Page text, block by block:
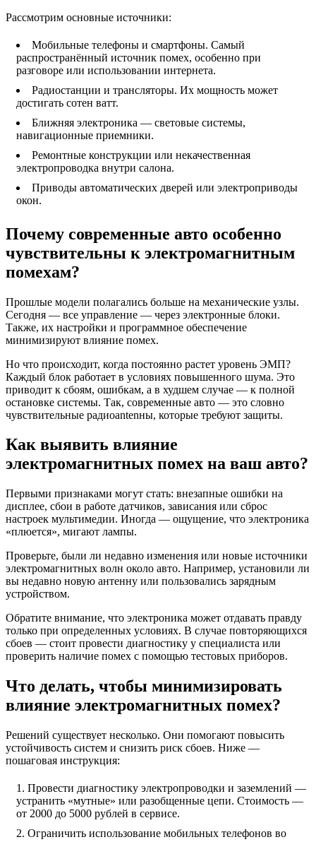
Рассмотрим основные источники:
Мобильные телефоны и смартфоны. Самый
распространённый источник помех, особенно при
разговоре или использовании интернета.
Радиостанции и трансляторы. Их мощность может
достигать сотен ватт.
Ближняя электроника — световые системы,
навигационные приемники.
Ремонтные конструкции или некачественная
электропроводка внутри салона.
Приводы автоматических дверей или электроприводы
окон.
Почему современные авто особенно
чувствительны к электромагнитным
помехам?
Прошлые модели полагались больше на механические узлы.
Сегодня — все управление — через электронные блоки.
Также, их настройки и программное обеспечение
минимизируют влияние помех.
Но что происходит, когда постоянно растет уровень ЭМП?
Каждый блок работает в условиях повышенного шума. Это
приводит к сбоям, ошибкам, а в худшем случае — к полной
остановке системы. Так, современные авто — это словно
чувствительные радиоantenны, которые требуют защиты.
Как выявить влияние
электромагнитных помех на ваш авто?
Первыми признаками могут стать: внезапные ошибки на
дисплее, сбои в работе датчиков, зависания или сброс
настроек мультимедии. Иногда — ощущение, что электроника
«плюется», мигают лампы.
Проверьте, были ли недавно изменения или новые источники
электромагнитных волн около авто. Например, установили ли
вы недавно новую антенну или пользовались зарядным
устройством.
Обратите внимание, что электроника может отдавать правду
только при определенных условиях. В случае повторяющихся
сбоев — стоит провести диагностику у специалиста или
проверить наличие помех с помощью тестовых приборов.
Что делать, чтобы минимизировать
влияние электромагнитных помех?
Решений существует несколько. Они помогают повысить
устойчивость систем и снизить риск сбоев. Ниже —
пошаговая инструкция:
Провести диагностику электропроводки и заземлений —
устранить «мутные» или разобщенные цепи. Стоимость —
от 2000 до 5000 рублей в сервисе.
Ограничить использование мобильных телефонов во